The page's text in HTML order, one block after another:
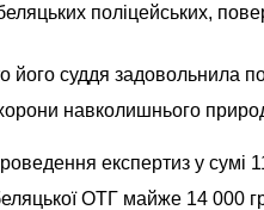
поліцейських,
його суддя задовольнила
навколишнього
експертиз у сумі
ОТГ майже 14 000